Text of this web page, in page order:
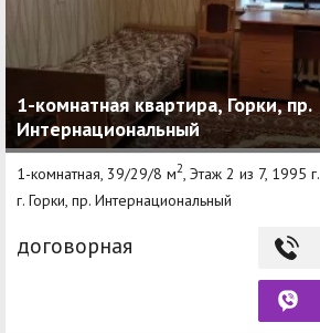
1-комнатная квартира, Горки, пр.
Интернациональный
1-комнатная, 39/29/8 м2, Этаж 2 из 7, 1995 г.
г. Горки, пр. Интернациональный
договорная